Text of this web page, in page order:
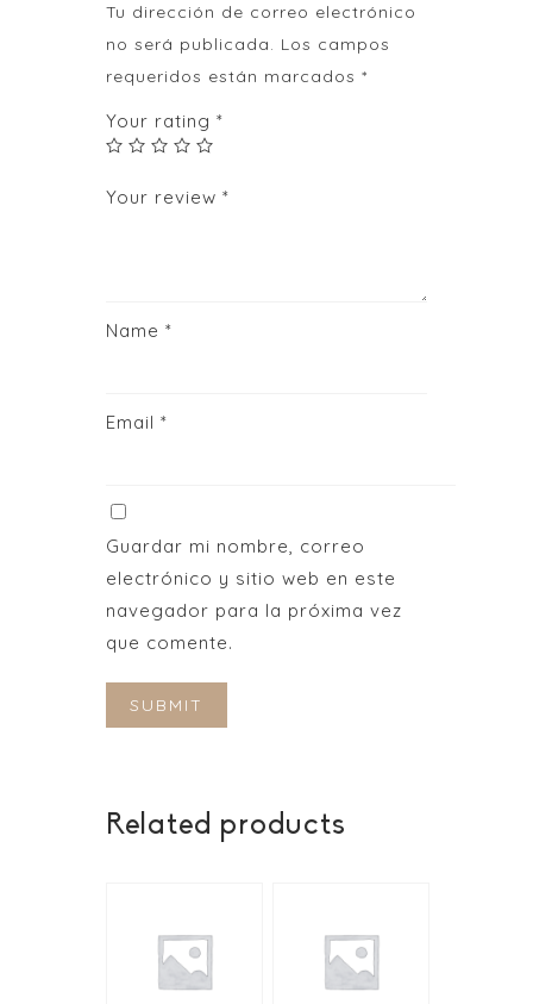
Tu dirección de correo electrónico
no será publicada. Los campos
requeridos están marcados *
Your rating *
Your review *
Name *
Email *
Guardar mi nombre, correo
electrónico y sitio web en este
navegador para la próxima vez
que comente.
Related products